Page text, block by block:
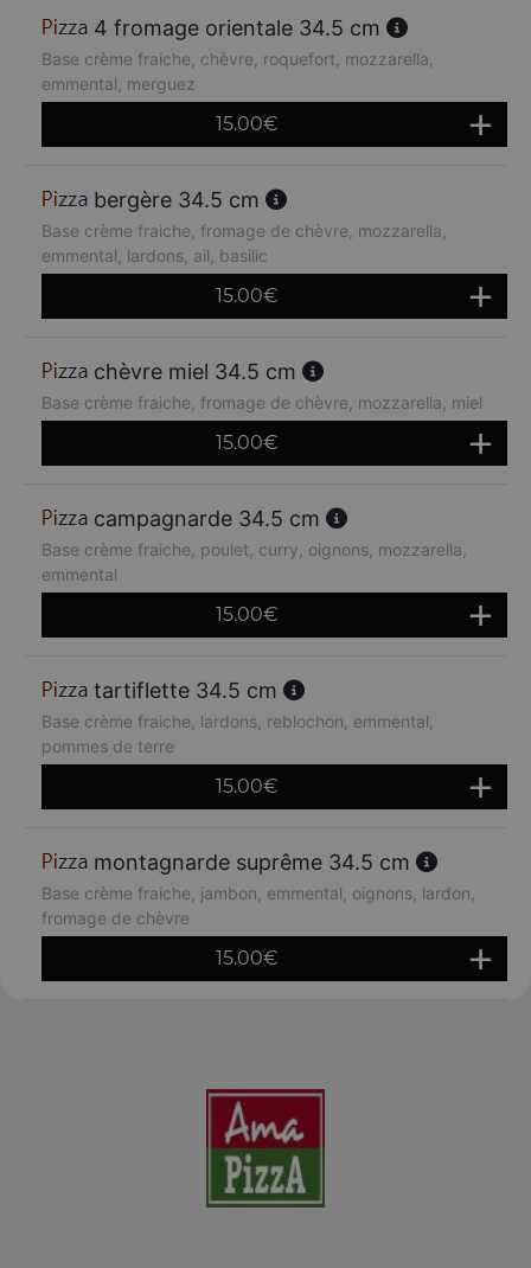
4 fromage orientale 34.5 cm
Base crème fraiche, chèvre, roquefort, mozzarella,
emmental, merguez
15.00€
bergère 34.5 cm
Base crème fraiche, fromage de chèvre, mozzarella,
emmental, lardons, ail, basilic
15.00€
chèvre miel 34.5 cm
Base crème fraiche, fromage de chèvre, mozzarella, miel
15.00€
campagnarde 34.5 cm
Base crème fraiche, poulet, curry, oignons, mozzarella,
emmental
15.00€
tartiflette 34.5 cm
Base crème fraiche, lardons, reblochon, emmental,
pommes de terre
15.00€
montagnarde suprême 34.5 cm
Base crème fraiche, jambon, emmental, oignons, lardon,
fromage de chèvre
15.00€